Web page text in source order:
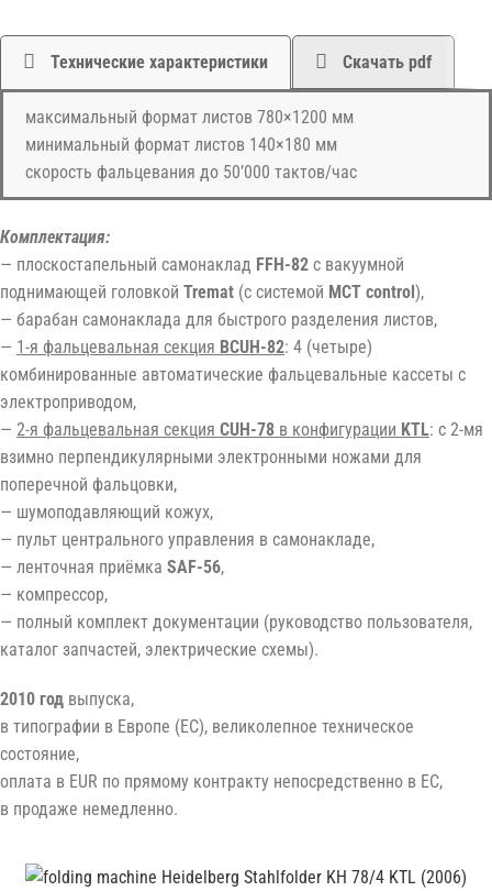
Технические характеристики Скачать pdf
максимальный формат листов 780×1200 мм
минимальный формат листов 140×180 мм
скорость фальцевания до 50’000 тактов/час
Комплектация:
— плоскостапельный самонаклад FFH-82 с вакуумной
поднимающей головкой Tremat (с системой MCT control ),
— барабан самонаклада для быстрого разделения листов,
— 1-я фальцевальная секция BCUH-82: 4 (четыре)
комбинированные автоматические фальцевальные кассеты с
электроприводом,
— 2-я фальцевальная секция CUH-78 в конфигурации KTL: с 2-мя
взимно перпендикулярными электронными ножами для
поперечной фальцовки,
— шумоподавляющий кожух,
— пульт центрального управления в самонакладе,
— ленточная приёмка SAF-56,
— компрессор,
— полный комплект документации (руководство пользователя,
каталог запчастей, электрические схемы).
2010 год выпуска,
в типографии в Европе (ЕС), великолепное техническое
состояние,
оплата в EUR по прямому контракту непосредственно в ЕС,
в продаже немедленно.